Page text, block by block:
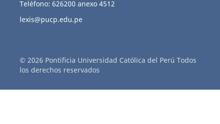
Teléfono: 626200 anexo 4512
lexis@pucp.edu.pe
© 2026 Pontificia Universidad Católica del Perú Todos
los derechos reservados